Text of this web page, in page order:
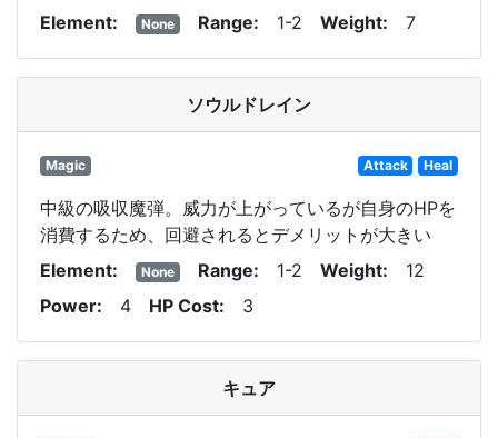
Element
None Range 1-2 Weight 7
ソウルドレイン
Magic Attack Heal
中級の吸収魔弾。威力が上がっているが自身のHPを
消費するため、回避されるとデメリットが大きい
Element
None Range 1-2 Weight
12
Power
4 HP Cost 3
キュア